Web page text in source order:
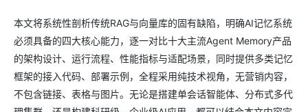
本文将系统性剖析传统RAG与向量库的固有缺陷，明确AI记忆系统
必须具备的四大核心能力，逐一对比十大主流Agent Memory产品
的架构设计、运行流程、性能指标与适配场景，同时提供多类记忆
框架的接入代码、部署示例，全程采用纯技术视角，无营销内容，
不包含链接、表格与图片。无论是搭建单会话智能体、分布式多代